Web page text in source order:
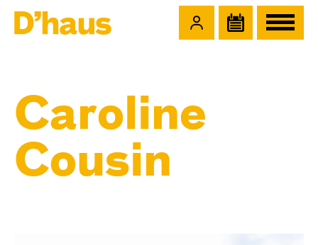
Caroline
Cousin